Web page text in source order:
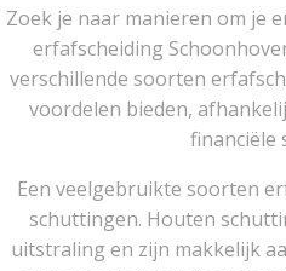
Zoek je naar manieren om je
erfafscheiding
verschillende soorten
voordelen bieden,
financiële
Een veelgebruikte soorten
schuttingen. Houten
uitstraling en zijn makkelijk